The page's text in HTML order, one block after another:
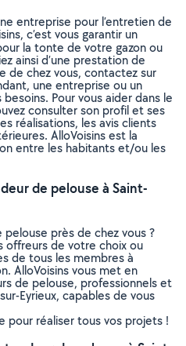
entreprise pour l’entretien de
c’est vous garantir un
la tonte de votre gazon ou
ainsi d’une prestation de
de chez vous, contactez sur
une entreprise ou un
Pour vous aider dans le
consulter son profil et ses
réalisations, les avis clients
AlloVoisins est la
entre les habitants et/ou les
de pelouse à Saint-
près de chez vous ?
offreurs de votre choix ou
de tous les membres à
AlloVoisins vous met en
de pelouse, professionnels et
Eyrieux, capables de vous
pour réaliser tous vos projets !